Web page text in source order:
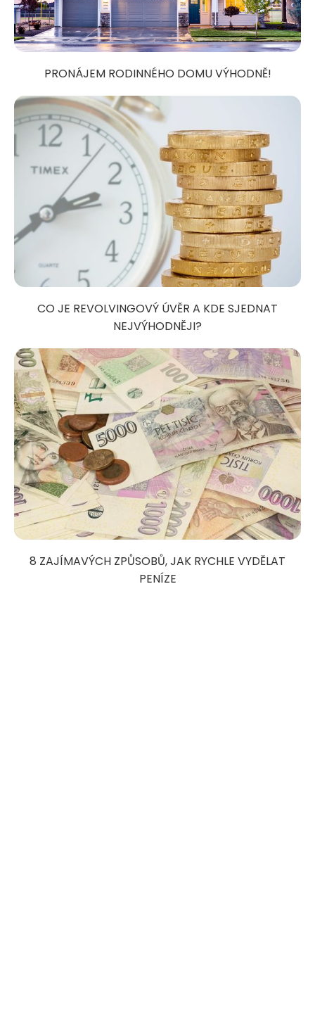
PRONÁJEM RODINNÉHO DOMU VÝHODNĚ!
CO JE REVOLVINGOVÝ ÚVĚR A KDE SJEDNAT
NEJVÝHODNĚJI?
8 ZAJÍMAVÝCH ZPŮSOBŮ, JAK RYCHLE VYDĚLAT
PENÍZE